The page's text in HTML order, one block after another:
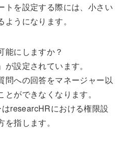
トを設定する際には、小さい
うになります。
能にしますか？
設定されています。
問への回答をマネージャー以
ができなくなります。
researcHRにおける権限設
指します。